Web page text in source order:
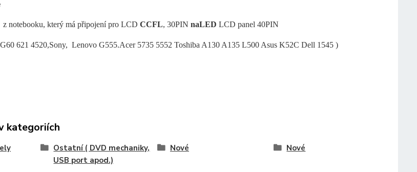
notebooku, který má připojení pro LCD CCFL, 30PIN naLED LCD panel 40PIN
621 4520,Sony, Lenovo G555.Acer 5735 5552 Toshiba A130 A135 L500 Asus K52C Dell 1545 )
kategoriích
Ostatní ( DVD mechaniky,
USB port apod.)
Nové Nové